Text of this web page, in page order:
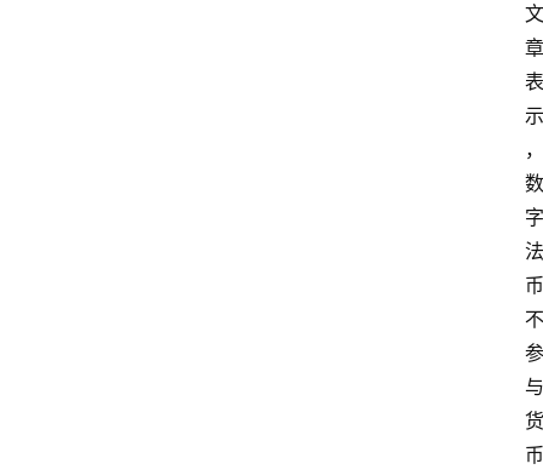
文
章
表
示
，
数
字
法
币
不
参
与
货
币